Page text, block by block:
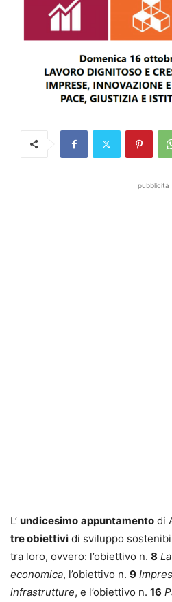
pubblicità
L’ undicesimo appuntamento di
tre obiettivi di sviluppo
tra loro, ovvero: l’obiettivo n. 8
economica, l’obiettivo n. 9
infrastrutture, e l’obiettivo n. 16